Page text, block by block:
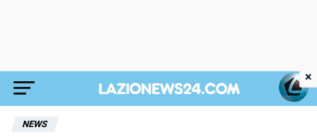
NEWS
×